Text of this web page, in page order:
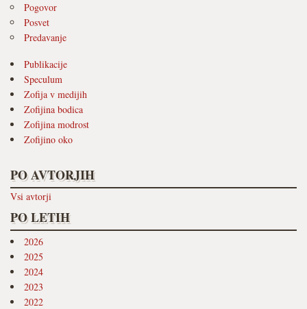
Pogovor
Posvet
Predavanje
Publikacije
Speculum
Zofija v medijih
Zofijina bodica
Zofijina modrost
Zofijino oko
PO AVTORJIH
Vsi avtorji
PO LETIH
2026
2025
2024
2023
2022